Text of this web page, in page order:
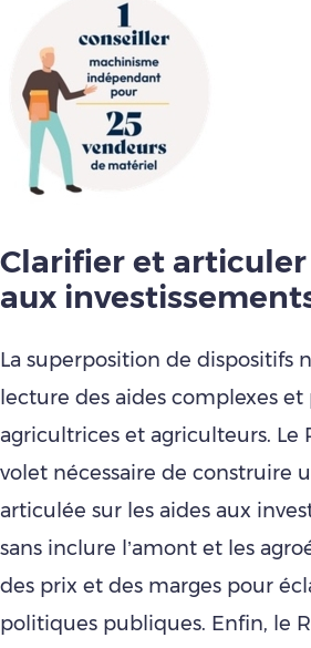
Clarifier et
aux
La superposition de dispositifs
lecture des aides complexes
agricultrices et agriculteurs. Le
volet nécessaire de construire
articulée sur les aides aux
sans inclure l’amont et les
des prix et des marges pour
politiques publiques. Enfin, le